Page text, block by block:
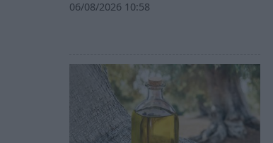
06/08/2026 10:58